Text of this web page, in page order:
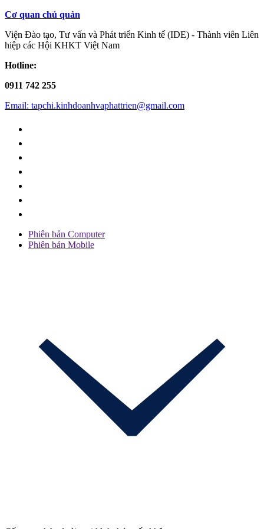
Cơ quan chủ quản
Viện Đào tạo, Tư vấn và Phát triển Kinh tế (IDE) - Thành viên Liên
hiệp các Hội KHKT Việt Nam
Hotline:
0911 742 255
Email: tapchi.kinhdoanhvaphattrien@gmail.com
Phiên bản Computer
Phiên bản Mobile